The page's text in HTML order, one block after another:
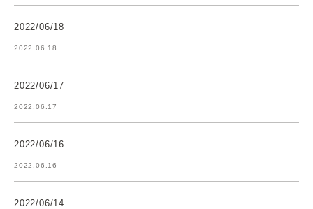
2022/06/18
2022.06.18
2022/06/17
2022.06.17
2022/06/16
2022.06.16
2022/06/14